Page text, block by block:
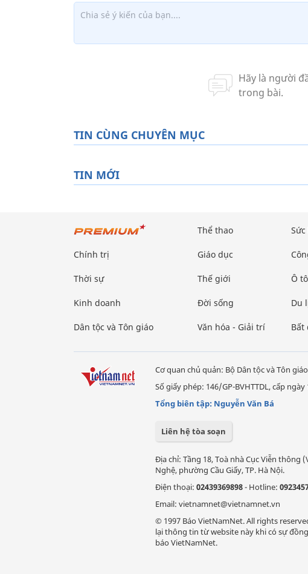
TIN CÙNG CHUYÊN MỤC
TIN MỚI
Chính trị
Thời sự
Kinh doanh
Dân tộc và Tôn giáo
Thể thao
Giáo dục
Thế giới
Đời sống
Văn hóa - Giải trí
Ô
Du
Bất
Cơ quan chủ quản: Bộ Dân tộc và Tôn giáo
Số giấy phép: 146/GP-BVHTTDL, cấp
Tổng biên tập: Nguyễn Văn Bá
Liên hệ tòa soạn
Địa chỉ: Tầng 18, Toà nhà Cục Viễn thông
Nghệ, phường Cầu Giấy, TP. Hà Nội.
Điện thoại: 02439369898- Hotline:
Email: vietnamnet@vietnamnet.vn
© 1997 Báo VietNamNet. All rights
lại thông tin từ website này khi có sự
báo VietNamNet.